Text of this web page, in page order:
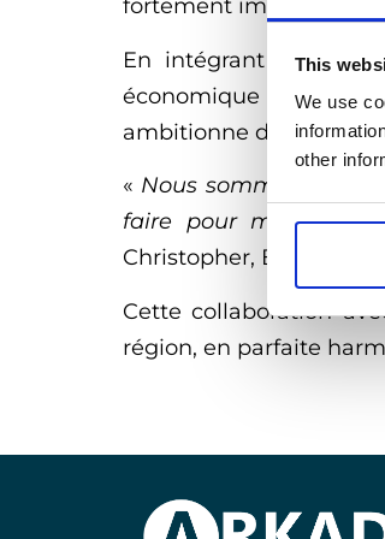
This
We use
other
fortement impliquée
En intégrant cet
économique de
ambitionne de relever
« Nous sommes fiers
faire pour mener à
Christopher, Business
Cette collaboration
région, en parfaite